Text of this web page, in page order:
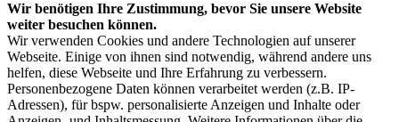
Wir benötigen Ihre Zustimmung, bevor Sie unsere Website
weiter besuchen können.
Wir verwenden Cookies und andere Technologien auf unserer
Webseite. Einige von ihnen sind notwendig, während andere uns
helfen, diese Webseite und Ihre Erfahrung zu verbessern.
Personenbezogene Daten können verarbeitet werden (z.B. IP-
Adressen), für bspw. personalisierte Anzeigen und Inhalte oder